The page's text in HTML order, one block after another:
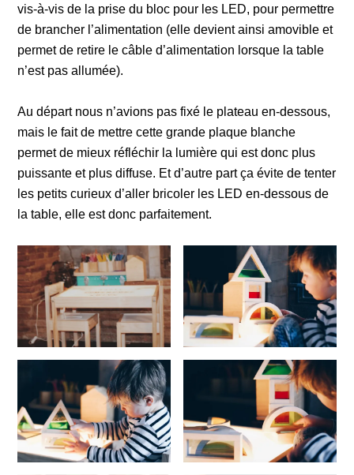
vis-à-vis de la prise du bloc pour les LED, pour permettre
de brancher l’alimentation (elle devient ainsi amovible et
permet de retire le câble d’alimentation lorsque la table
n’est pas allumée).
Au départ nous n’avions pas fixé le plateau en-dessous,
mais le fait de mettre cette grande plaque blanche
permet de mieux réfléchir la lumière qui est donc plus
puissante et plus diffuse. Et d’autre part ça évite de tenter
les petits curieux d’aller bricoler les LED en-dessous de
la table, elle est donc parfaitement.